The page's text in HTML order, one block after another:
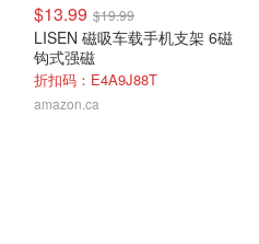
$13.99 $19.99
LISEN 磁吸车载手机支架 6磁
钩式强磁
折扣码：E4A9J88T
amazon.ca